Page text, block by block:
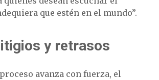
que estén en el mundo”.
y retrasos
avanza con fuerza, el